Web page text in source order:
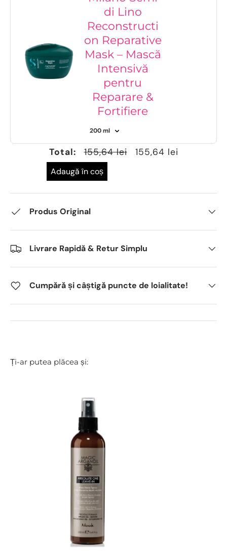
di Lino
Reconstructi
on Reparative
Mask – Mască
Intensivă
pentru
Reparare &
Fortifiere
Total: 155,64 lei 155,64 lei
Adaugă în coș
Produs Original
Livrare Rapidă & Retur Simplu
Cumpără și câștigă puncte de loialitate!
Ți-ar putea plăcea și: